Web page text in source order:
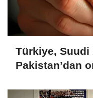
Türkiye, Suudi
Pakistan’dan